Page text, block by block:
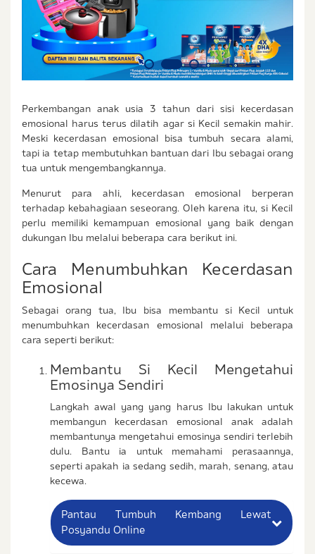
Perkembangan anak usia 3 tahun dari sisi kecerdasan
emosional harus terus dilatih agar si Kecil semakin mahir.
Meski kecerdasan emosional bisa tumbuh secara alami,
tapi ia tetap membutuhkan bantuan dari Ibu sebagai orang
tua untuk mengembangkannya.
Menurut para ahli, kecerdasan emosional berperan
terhadap kebahagiaan seseorang. Oleh karena itu, si Kecil
perlu memiliki kemampuan emosional yang baik dengan
dukungan Ibu melalui beberapa cara berikut ini.
Cara Menumbuhkan Kecerdasan
Emosional
Sebagai orang tua, Ibu bisa membantu si Kecil untuk
menumbuhkan kecerdasan emosional melalui beberapa
cara seperti berikut:
Membantu Si Kecil Mengetahui
Emosinya Sendiri
Langkah awal yang yang harus Ibu lakukan untuk
membangun kecerdasan emosional anak adalah
membantunya mengetahui emosinya sendiri terlebih
dulu. Bantu ia untuk memahami perasaannya,
seperti apakah ia sedang sedih, marah, senang, atau
kecewa.
Pantau Tumbuh Kembang Lewat
Posyandu Online